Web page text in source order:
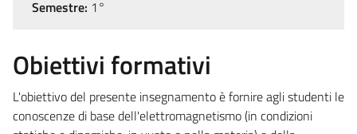
Semestre: 1°
Obiettivi formativi
L'obiettivo del presente insegnamento è fornire agli studenti le
conoscenze di base dell'elettromagnetismo (in condizioni